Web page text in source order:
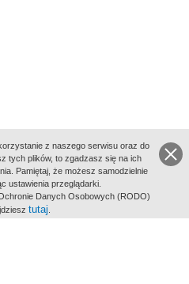
z naszego serwisu oraz do
tych plików, to zgadzasz się na ich
Pamiętaj, że możesz samodzielnie
ustawienia przeglądarki.
Danych Osobowych (RODO)
tutaj